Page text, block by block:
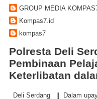
GROUP MEDIA
Kompas7.id
kompas7
Polresta Deli
Pembinaan
Keterlibatan
Deli Serdang || Dalam